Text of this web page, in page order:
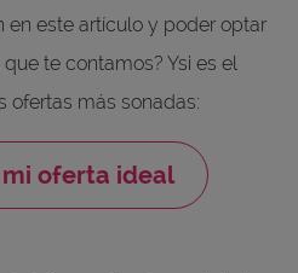
este artículo y poder optar
te contamos? Ysi es el
ofertas más sonadas:
oferta ideal